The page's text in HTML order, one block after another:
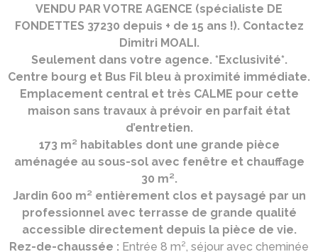
VENDU PAR VOTRE AGENCE (spécialiste DE
FONDETTES 37230 depuis + de 15 ans !). Contactez
Dimitri MOALI.
Seulement dans votre agence. *Exclusivité*.
Centre bourg et Bus Fil bleu à proximité immédiate.
Emplacement central et très CALME pour cette
maison sans travaux à prévoir en parfait état
d’entretien.
173 m² habitables dont une grande pièce
aménagée au sous-sol avec fenêtre et chauffage
30 m².
Jardin 600 m² entièrement clos et paysagé par un
professionnel avec terrasse de grande qualité
accessible directement depuis la pièce de vie.
Rez-de-chaussée : Entrée 8 m², séjour avec cheminée